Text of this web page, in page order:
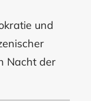
und
Nacht der